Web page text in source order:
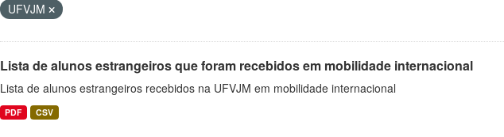
UFVJM
Lista de alunos estrangeiros que foram recebidos em mobilidade internacional
Lista de alunos estrangeiros recebidos na UFVJM em mobilidade internacional
PDF CSV